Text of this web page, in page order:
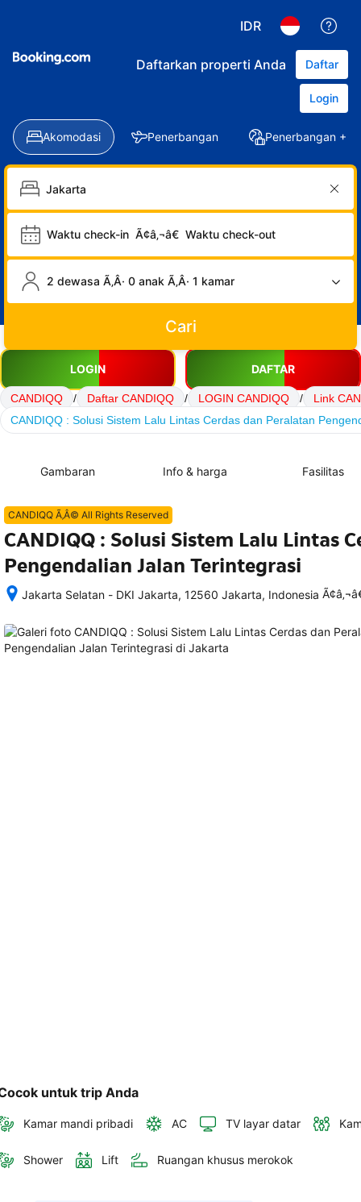
IDR
Daftarkan properti Anda Daftar
Login
Akomodasi Penerbangan Penerbangan +
Waktu check-in Ã¢â‚¬â€ Waktu check-out
2 dewasa Ã‚Â· 0 anak Ã‚Â· 1 kamar
Cari
LOGIN DAFTAR
CANDIQQ / Daftar CANDIQQ / LOGIN CANDIQQ /
Link
CANDIQQ : Solusi Sistem Lalu Lintas Cerdas dan Peralatan
Gambaran Info & harga Fasilitas
CANDIQQ Ã‚Â© All Rights Reserved
CANDIQQ : Solusi Sistem Lalu Lintas
Pengendalian Jalan Terintegrasi
Jakarta Selatan - DKI Jakarta, 12560 Jakarta, Indonesia
memesan,
semua
rincian
untuk trip Anda
Kamar mandi pribadi AC TV layar datar
Shower Lift Ruangan khusus merokok